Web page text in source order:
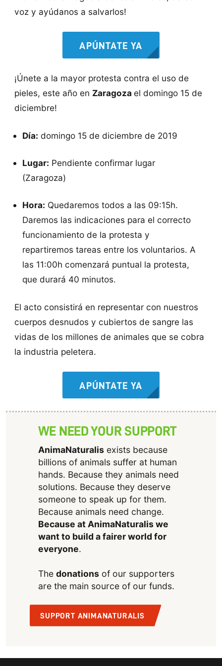
voz y ayúdanos a salvarlos!
APÚNTATE YA
¡Únete a la mayor protesta contra el uso de
pieles, este año en Zaragoza el domingo 15 de
diciembre!
Día: domingo 15 de diciembre de 2019
Lugar: Pendiente confirmar lugar
(Zaragoza)
Hora: Quedaremos todos a las 09:15h.
Daremos las indicaciones para el correcto
funcionamiento de la protesta y
repartiremos tareas entre los voluntarios. A
las 11:00h comenzará puntual la protesta,
que durará 40 minutos.
El acto consistirá en representar con nuestros
cuerpos desnudos y cubiertos de sangre las
vidas de los millones de animales que se cobra
la industria peletera.
APÚNTATE YA
WE NEED YOUR SUPPORT
AnimaNaturalisexists because
billions of animals suffer at human
hands. Because they animals need
solutions. Because they deserve
someone to speak up for them.
Because animals need change.
Because at AnimaNaturalis we
want to build a fairer world for
everyone.
The donationsof our supporters
are the main source of our funds.
SUPPORT ANIMANATURALIS